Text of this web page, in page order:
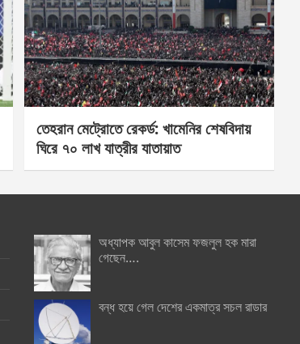
তেহরান মেট্রোতে রেকর্ড: খামেনির শেষবিদায়
ঘিরে ৭০ লাখ যাত্রীর যাতায়াত
অধ্যাপক আবুল কাসেম ফজলুল হক মারা
গেছেন….
বন্ধ হয়ে গেল দেশের একমাত্র সচল রাডার